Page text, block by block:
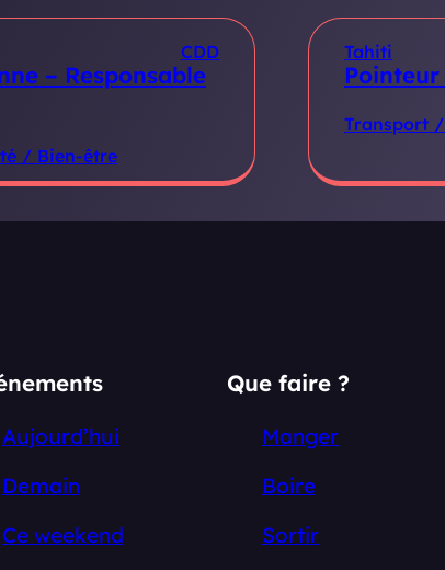
CDD
– Responsable
/ Bien-être
Tahiti
Transport
Aujourd’hui
Demain
Ce weekend
Que faire ?
Manger
Boire
Sortir